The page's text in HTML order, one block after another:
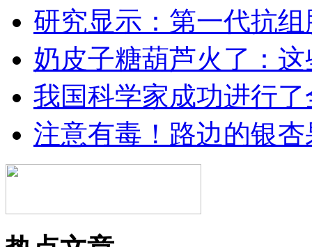
研究显示：第一代抗
奶皮子糖葫芦火了：
我国科学家成功进行
注意有毒！路边的银